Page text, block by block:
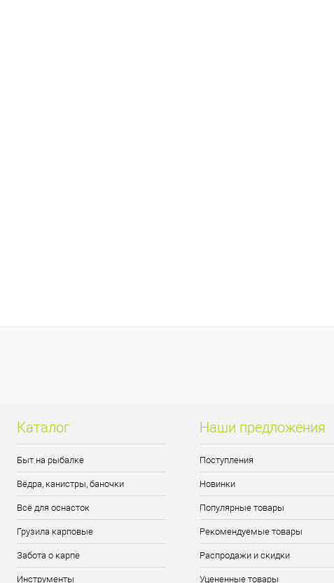
Каталог
Быт на рыбалке
Вёдра, канистры, баночки
Всё для оснасток
Грузила карповые
Забота о карпе
Инструменты
Наши предложения
Поступления
Новинки
Популярные товары
Рекомендуемые товары
Распродажи и скидки
Уцененные товары